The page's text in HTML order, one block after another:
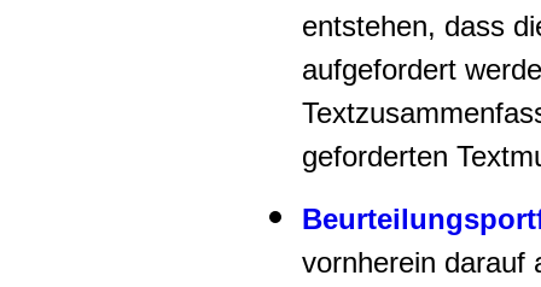
entstehen, dass
aufgefordert
geforderten
vornherein darauf